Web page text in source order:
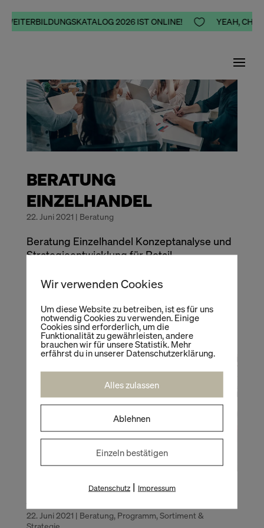
WEITERBILDUNGSKATALOG 2026 IST ONLINE!  YEAH,
BERATUNG
EINZELHANDEL
22. Juni 2021 | Beratung
Beratung Einzelhandel Konzeptanalyse und
Strategieentwicklung für Retail-
aufgestellt? Ist Ihr Konzept noch zeitgemäß?
welche Kanäle setzen Sie und sind diese gut
verknüpft? Sich diesen...
STORE-CHECK
22. Juni 2021 | Beratung, Programm,Sortiment &
Wir verwenden Cookies
Um diese Website zu betreiben, ist es für uns
notwendig Cookies zu verwenden. Einige
Cookies sind erforderlich, um die
Funktionalität zu gewährleisten, andere
brauchen wir für unsere Statistik. Mehr
erfährst du in unserer Datenschutzerklärung.
Alles zulassen
Ablehnen
Einzeln bestätigen
Datenschutz| Impressum